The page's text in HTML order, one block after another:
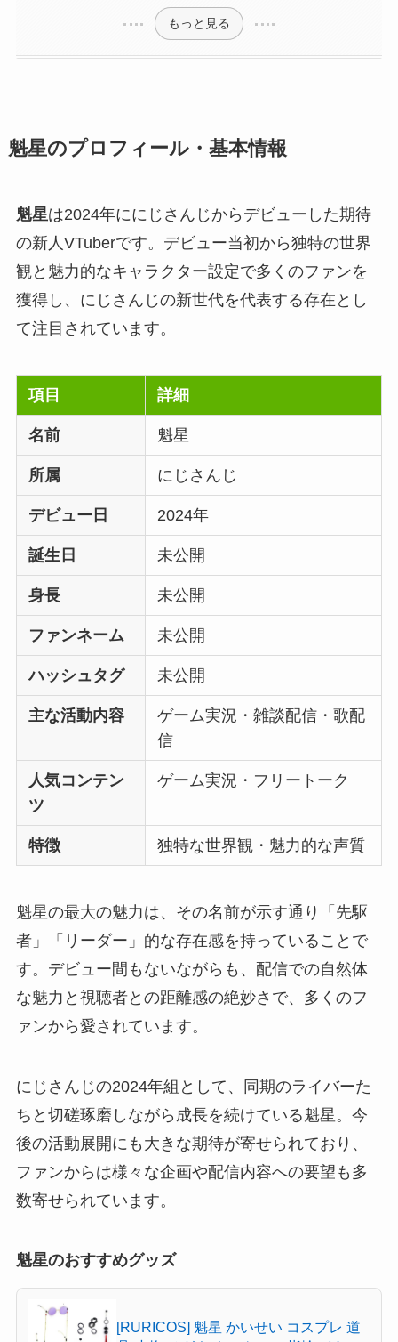
もっと見る
魁星のプロフィール・基本情報
魁星は2024年ににじさんじからデビューした期待
の新人VTuberです。デビュー当初から独特の世界
観と魅力的なキャラクター設定で多くのファンを
獲得し、にじさんじの新世代を代表する存在とし
て注目されています。
項目 詳細
名前 魁星
所属 にじさんじ
デビュー日 2024年
誕生日 未公開
身長 未公開
ファンネーム 未公開
ハッシュタグ 未公開
主な活動内容
ゲーム実況・雑談配信・歌配
信
人気コンテン
ツ
ゲーム実況・フリートーク
特徴 独特な世界観・魅力的な声質
魁星の最大の魅力は、その名前が示す通り「先駆
者」「リーダー」的な存在感を持っていることで
す。デビュー間もないながらも、配信での自然体
な魅力と視聴者との距離感の絶妙さで、多くのフ
ァンから愛されています。
にじさんじの2024年組として、同期のライバーた
ちと切磋琢磨しながら成長を続けている魁星。今
後の活動展開にも大きな期待が寄せられており、
ファンからは様々な企画や配信内容への要望も多
数寄せられています。
魁星のおすすめグッズ
[RURICOS] 魁星 かいせい コスプレ 道